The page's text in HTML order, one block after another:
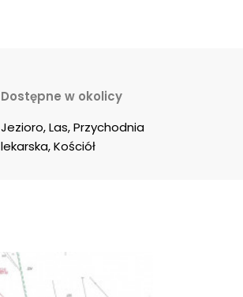
Dostępne w okolicy
Jezioro, Las, Przychodnia
lekarska, Kościół